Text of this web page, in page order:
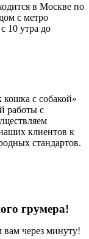
в Москве по
с метро
10 утра до
с собакой»
работы с
клиентов к
стандартов.
грумера!
через минуту!